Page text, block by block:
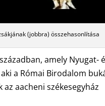
(jobbra) összehasonlítása
amely Nyugat-
a Római Birodalom
aacheni székesegyház